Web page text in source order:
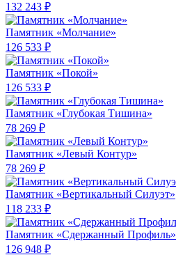
132 243 ₽
Памятник «Молчание»
126 533 ₽
Памятник «Покой»
126 533 ₽
Памятник «Глубокая Тишина»
78 269 ₽
Памятник «Левый Контур»
78 269 ₽
Памятник «Вертикальный Силуэт»
118 233 ₽
Памятник «Сдержанный Профиль»
126 948 ₽